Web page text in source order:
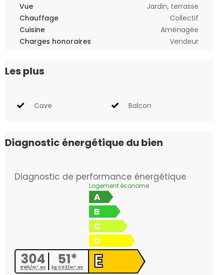
Vue
Jardin, terrasse
Chauffage
Collectif
Cuisine
Aménagée
Charges honoraires
Vendeur
Les plus
Cave Balcon
Diagnostic énergétique du bien
Diagnostic de performance énergétique
304
KWh/m².an 51*
kg CO2/m².an
Logement économe
A
B
C
D
E